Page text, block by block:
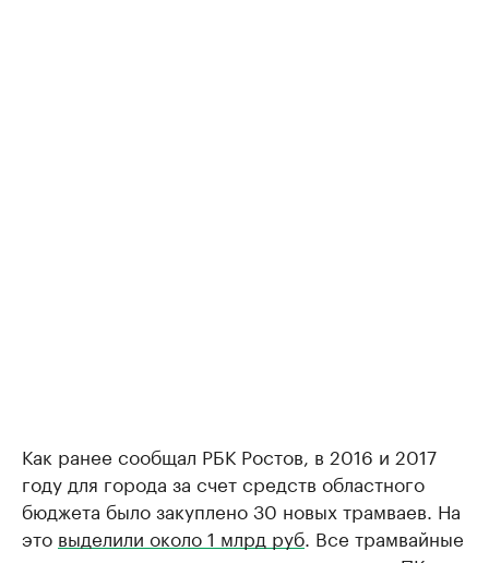
Как ранее сообщал РБК Ростов, в 2016 и 2017
году для города за счет средств областного
бюджета было закуплено 30 новых трамваев. На
это выделили около 1 млрд руб. Все трамвайные